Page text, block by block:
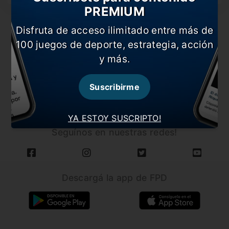
CARGAR MÁS NOTICIAS
Seguínos en nuestras redes!
YA ESTOY SUSCRIPTO!
PREMIUM
Disfruta de acceso ilimitado entre más de
100 juegos de deporte, estrategia, acción
y más.
Suscribirme